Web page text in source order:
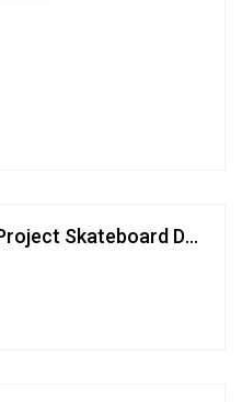
Tábua 8.0″ R7 Monarch Project Skateboard Decks Brown